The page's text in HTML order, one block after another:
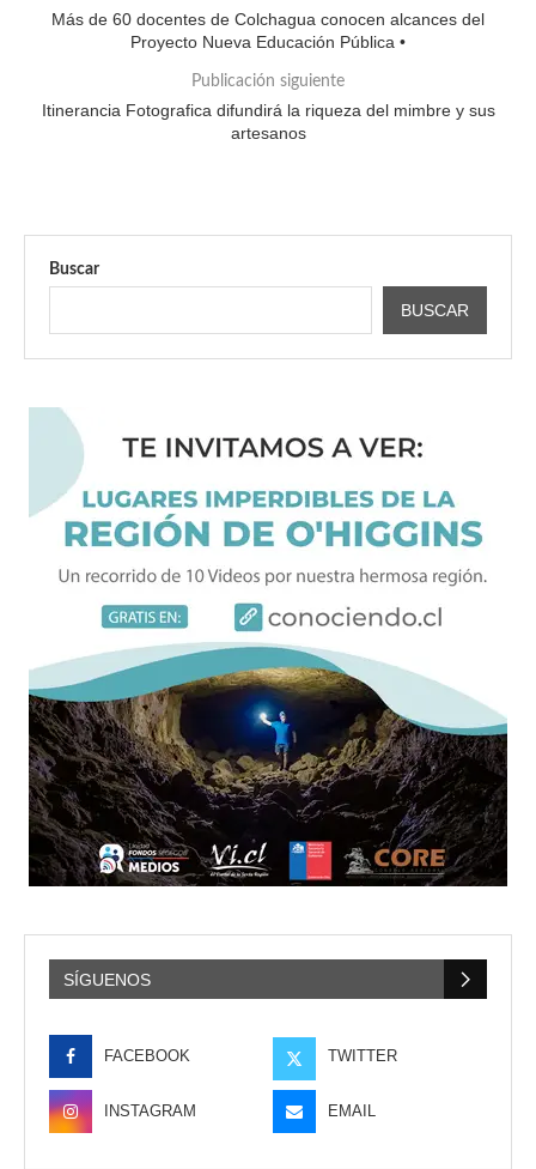
Más de 60 docentes de Colchagua conocen alcances del
Proyecto Nueva Educación Pública •
Publicación siguiente
Itinerancia Fotografica difundirá la riqueza del mimbre y sus
artesanos
Buscar
BUSCAR
SÍGUENOS
FACEBOOK TWITTER
INSTAGRAM EMAIL